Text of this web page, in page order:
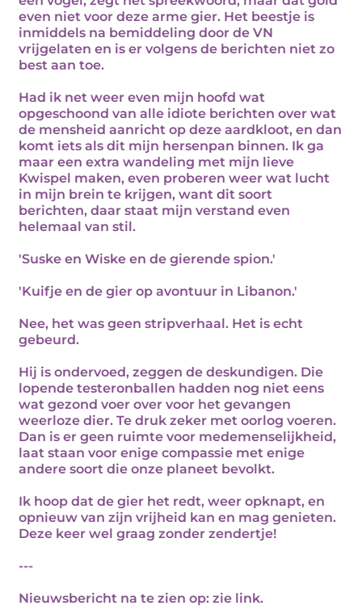
even niet voor deze arme gier. Het beestje is
inmiddels na bemiddeling door de VN
vrijgelaten en is er volgens de berichten niet zo
best aan toe.
Had ik net weer even mijn hoofd wat
opgeschoond van alle idiote berichten over wat
de mensheid aanricht op deze aardkloot, en dan
komt iets als dit mijn hersenpan binnen. Ik ga
maar een extra wandeling met mijn lieve
Kwispel maken, even proberen weer wat lucht
in mijn brein te krijgen, want dit soort
berichten, daar staat mijn verstand even
helemaal van stil.
'Suske en Wiske en de gierende spion.'
'Kuifje en de gier op avontuur in Libanon.'
Nee, het was geen stripverhaal. Het is echt
gebeurd.
Hij is ondervoed, zeggen de deskundigen. Die
lopende testeronballen hadden nog niet eens
wat gezond voer over voor het gevangen
weerloze dier. Te druk zeker met oorlog voeren.
Dan is er geen ruimte voor medemenselijkheid,
laat staan voor enige compassie met enige
andere soort die onze planeet bevolkt.
Ik hoop dat de gier het redt, weer opknapt, en
opnieuw van zijn vrijheid kan en mag genieten.
Deze keer wel graag zonder zendertje!
---
Nieuwsbericht na te zien op: zie link.